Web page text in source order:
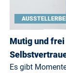
Mutig und frei
Es gibt